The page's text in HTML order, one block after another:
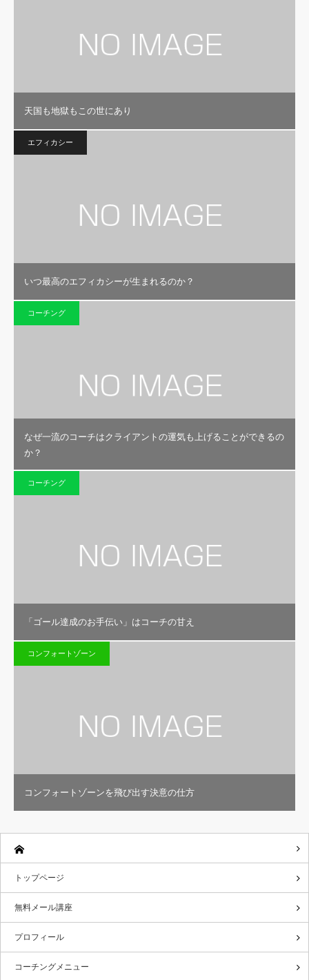
天国も地獄もこの世にあり
エフィカシー
いつ最高のエフィカシーが生まれるのか？
コーチング
なぜ一流のコーチはクライアントの運気も上げることができるの
か？
コーチング
「ゴール達成のお手伝い」はコーチの甘え
コンフォートゾーン
コンフォートゾーンを飛び出す決意の仕方
トップページ
無料メール講座
プロフィール
コーチングメニュー